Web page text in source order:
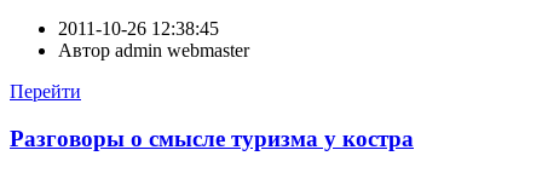
2011-10-26 12:38:45
Автор admin webmaster
Перейти
Разговоры о смысле туризма у костра